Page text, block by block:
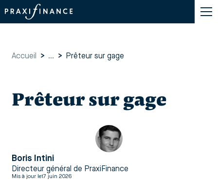
Accueil > ... > Prêteur sur gage
Prêteur sur gage
Boris Intini
Directeur général de PraxiFinance
Mis à jour le17 juin 2026